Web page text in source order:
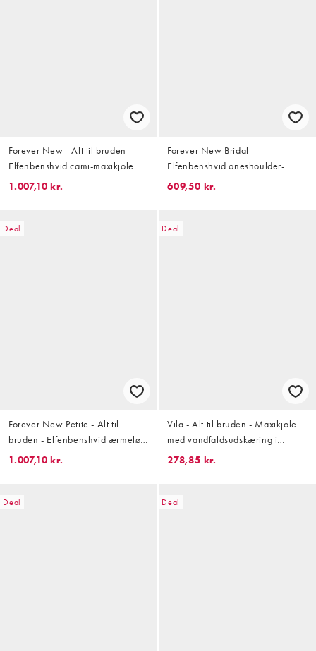
Forever New - Alt til bruden -
Elfenbenshvid cami-maxikjole
med gennemsigtig tørklædekant
1.007,10 kr.
Forever New Bridal -
Elfenbenshvid oneshoulder-
maxikjole med flæser i chiffon
609,50 kr.
Deal
Forever New Petite - Alt til
bruden - Elfenbenshvid ærmeløs
maxikjole med V-hals og
1.007,10 kr.
Deal
Vila - Alt til bruden - Maxikjole
med vandfaldsudskæring i
cremehvid
278,85 kr.
Deal Deal